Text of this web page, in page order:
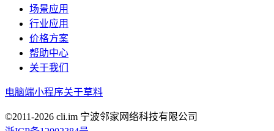
场景应用
行业应用
价格方案
帮助中心
关于我们
电脑端小程序关于草料
©2011-2026 cli.im 宁波邻家网络科技有限公司